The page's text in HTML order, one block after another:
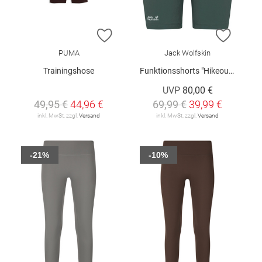
ZUR WUNSCHLISTE HINZUFÜGEN
PUMA
Trainingshose
49,95 €44,96 €
inkl. MwSt. zzgl. Versand
ZUR
Jack Wolfskin
Funktionsshorts "Hikeout W"
UVP 80,00 €
69,99 € 39,99 €
inkl. MwSt. zzgl. Versand
-21% -10%